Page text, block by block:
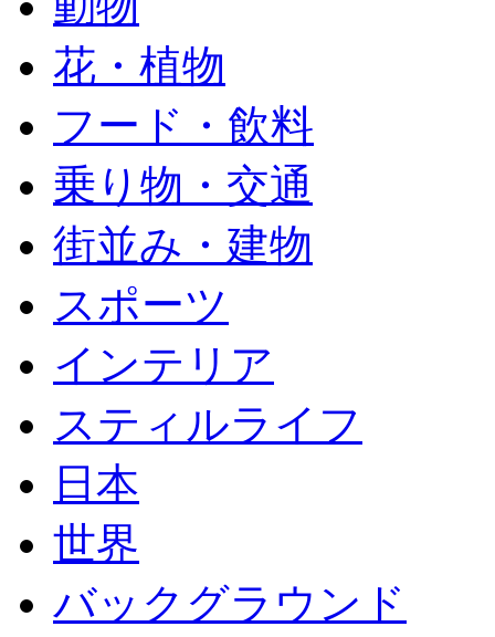
花・植物
フード・飲料
乗り物・交通
街並み・建物
スポーツ
インテリア
スティルライフ
日本
世界
バックグラウンド